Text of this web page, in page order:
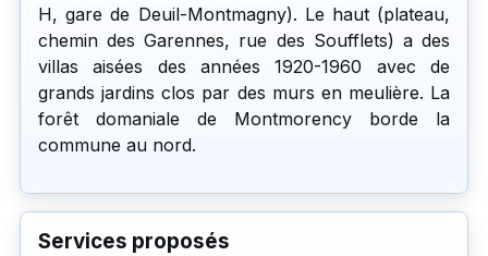
H, gare de Deuil-Montmagny). Le haut (plateau,
chemin des Garennes, rue des Soufflets) a des
villas aisées des années 1920-1960 avec de
grands jardins clos par des murs en meulière. La
forêt domaniale de Montmorency borde la
commune au nord.
Services proposés